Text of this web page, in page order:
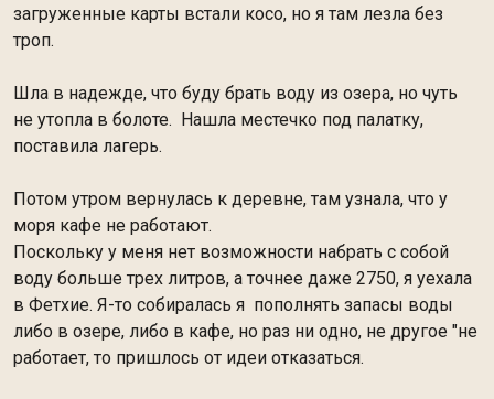
загруженные карты встали косо, но я там лезла без
троп.
Шла в надежде, что буду брать воду из озера, но чуть
не утопла в болоте. Нашла местечко под палатку,
поставила лагерь.
Потом утром вернулась к деревне, там узнала, что у
моря кафе не работают.
Поскольку у меня нет возможности набрать с собой
воду больше трех литров, а точнее даже 2750, я уехала
в Фетхие. Я-то собиралась я пополнять запасы воды
либо в озере, либо в кафе, но раз ни одно, не другое "не
работает, то пришлось от идеи отказаться.